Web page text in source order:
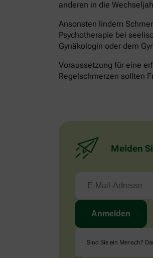
anderen in die
Ansonsten lindern
Psychotherapie bei
Gynäkologin oder dem
Voraussetzung für eine
Regelschmerzen sollten
Melden
Sind Sie ein Mensch?